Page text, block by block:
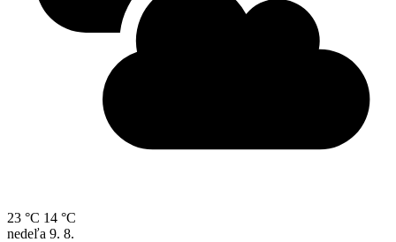
23 °C 14 °C
nedeľa 9. 8.